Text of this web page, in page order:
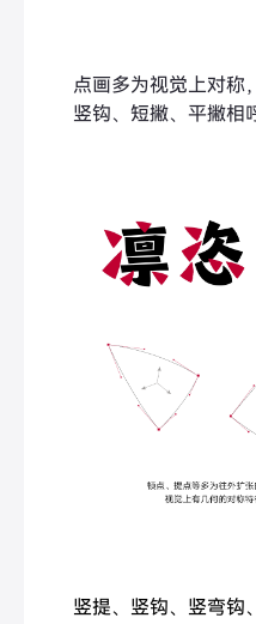
点画多为视觉上对称
竖钩、短撇、平撇相
竖提、竖钩、竖弯钩